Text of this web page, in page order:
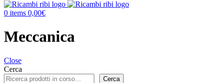
0 items 0,00€
Meccanica
Close
Cerca
Cerca